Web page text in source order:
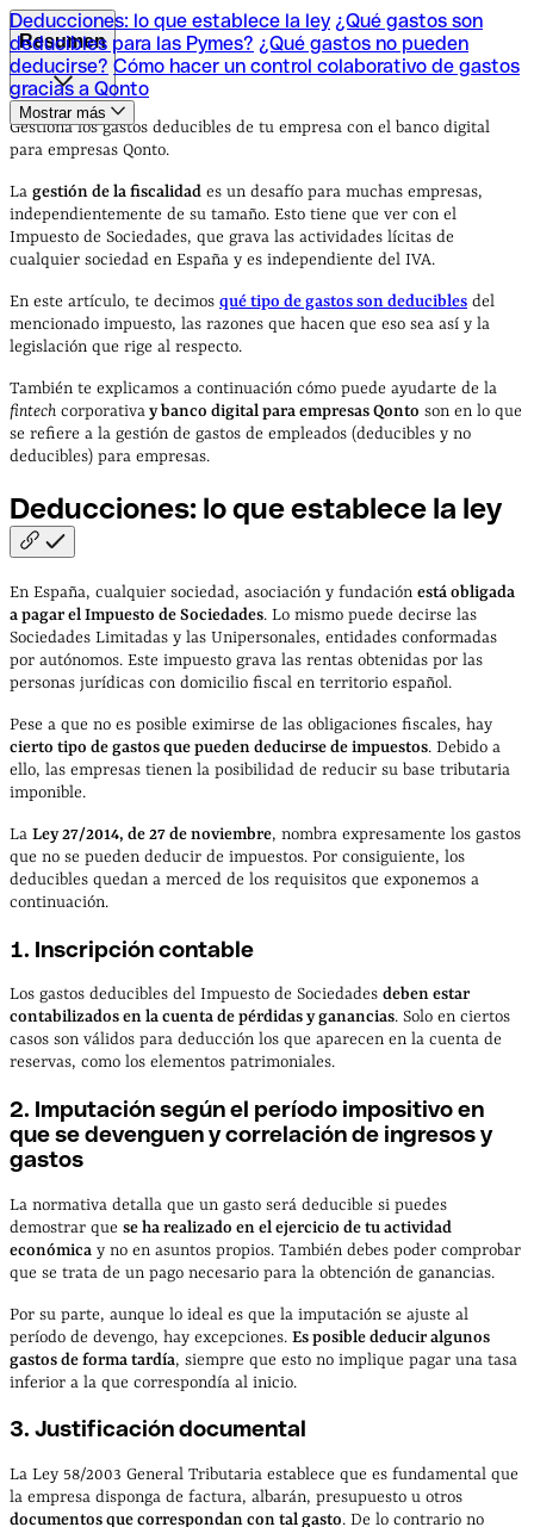
Deducciones: lo que establece la ley ¿Qué gastos son
deducibles para las Pymes? ¿Qué gastos no pueden
deducirse? Cómo hacer un control colaborativo de gastos
gracias a Qonto
Mostrar más
Resumen
Deducciones: lo que establece la ley
deducibles para las Pymes? ¿Qué gastos no pueden
deducirse? Cómo hacer un control colaborativo de gastos
Gestiona los gastos deducibles de tu empresa con el banco digital
para empresas Qonto.
La gestión de la fiscalidad es un desafío para muchas empresas,
independientemente de su tamaño. Esto tiene que ver con el
Impuesto de Sociedades, que grava las actividades lícitas de
cualquier sociedad en España y es independiente del IVA.
En este artículo, te decimos qué tipo de gastos son deducibles del
mencionado impuesto, las razones que hacen que eso sea así y la
legislación que rige al respecto.
También te explicamos a continuación cómo puede ayudarte de la
fintech corporativay banco digital para empresas Qonto son en lo que
se refiere a la gestión de gastos de empleados (deducibles y no
deducibles) para empresas.
Deducciones: lo que establece la ley
En España, cualquier sociedad, asociación y fundación está obligada
a pagar el Impuesto de Sociedades. Lo mismo puede decirse las
Sociedades Limitadas y las Unipersonales, entidades conformadas
por autónomos. Este impuesto grava las rentas obtenidas por las
personas jurídicas con domicilio fiscal en territorio español.
Pese a que no es posible eximirse de las obligaciones fiscales, hay
cierto tipo de gastos que pueden deducirse de impuestos. Debido a
ello, las empresas tienen la posibilidad de reducir su base tributaria
imponible.
La Ley 27/2014, de 27 de noviembre, nombra expresamente los gastos
que no se pueden deducir de impuestos. Por consiguiente, los
deducibles quedan a merced de los requisitos que exponemos a
continuación.
1. Inscripción contable
Los gastos deducibles del Impuesto de Sociedades deben estar
contabilizados en la cuenta de pérdidas y ganancias. Solo en ciertos
casos son válidos para deducción los que aparecen en la cuenta de
reservas, como los elementos patrimoniales.
2. Imputación según el período impositivo en
que se devenguen y correlación de ingresos y
gastos
La normativa detalla que un gasto será deducible si puedes
demostrar que se ha realizado en el ejercicio de tu actividad
económica y no en asuntos propios. También debes poder comprobar
que se trata de un pago necesario para la obtención de ganancias.
Por su parte, aunque lo ideal es que la imputación se ajuste al
período de devengo, hay excepciones. Es posible deducir algunos
gastos de forma tardía, siempre que esto no implique pagar una tasa
inferior a la que correspondía al inicio.
3. Justificación documental
La Ley 58/2003 General Tributaria establece que es fundamental que
la empresa disponga de factura, albarán, presupuesto u otros
documentos que correspondan con tal gasto. De lo contrario no